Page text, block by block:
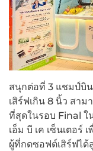
สนุกต่อที่ 3 แชมป์บิ
เสิร์ฟเกิน 8 นิ้ว สา
ที่สุดในรอบ Final ใ
เอ็ม บี เค เซ็นเตอร์
ผู้ที่กดซอฟต์เสิร์ฟได้